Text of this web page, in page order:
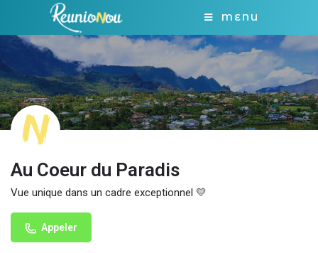
MENU
Au Coeur du Paradis
Vue unique dans un cadre exceptionnel 💛
Appeler